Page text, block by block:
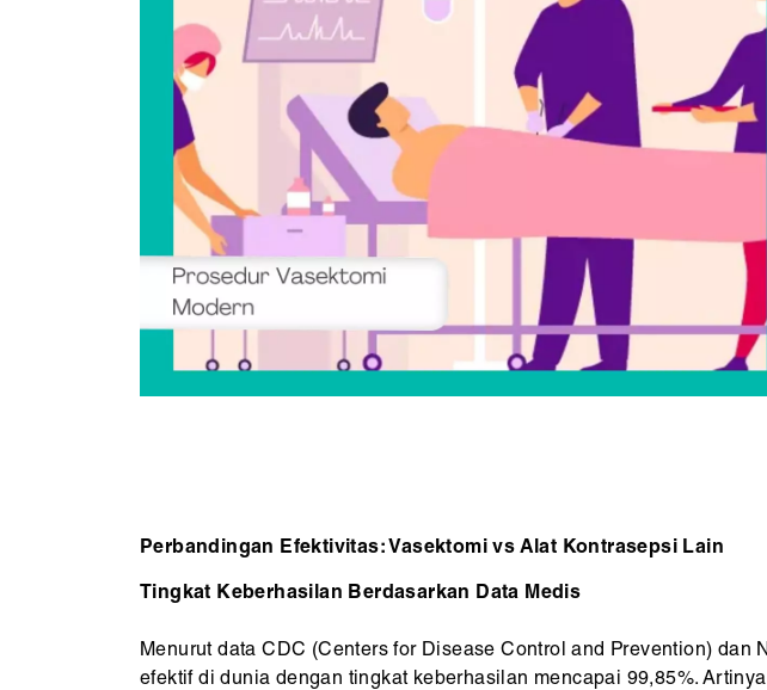
Perbandingan Efektivitas: Vasektomi vs Alat Kontrasepsi Lain
Tingkat Keberhasilan Berdasarkan Data Medis
Menurut data CDC (Centers for Disease Control and Prevention)
efektif di dunia dengan tingkat keberhasilan mencapai 99,85%.